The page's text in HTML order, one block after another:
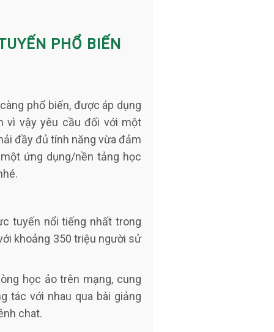
PHỔ BIẾN
phổ biến, được áp dụng
vì vậy yêu cầu đối với một
đầy đủ tính năng vừa đảm
ứng dụng/nền tảng học
tuyến nổi tiếng nhất trong
khoảng 350 triệu người sử
học ảo trên mạng, cung
tác với nhau qua bài giảng
chat.